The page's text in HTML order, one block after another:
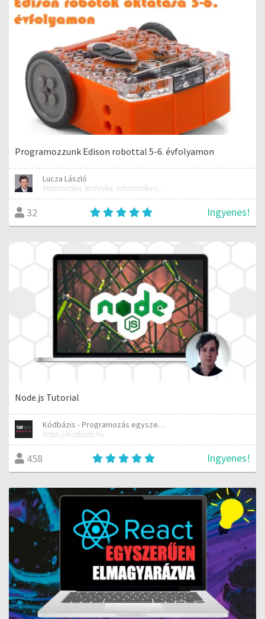
Programozzunk Edison robottal 5-6. évfolyamon
Lucza László
Matematika, technika, informatika szakos általános iskolai tanár; mentorpedagógus, mestertanár
32 Ingyenes!
Node.js Tutorial
Kódbázis - Programozás egyszerűen elmagyarázva
https://kodbazis.hu
458 Ingyenes!